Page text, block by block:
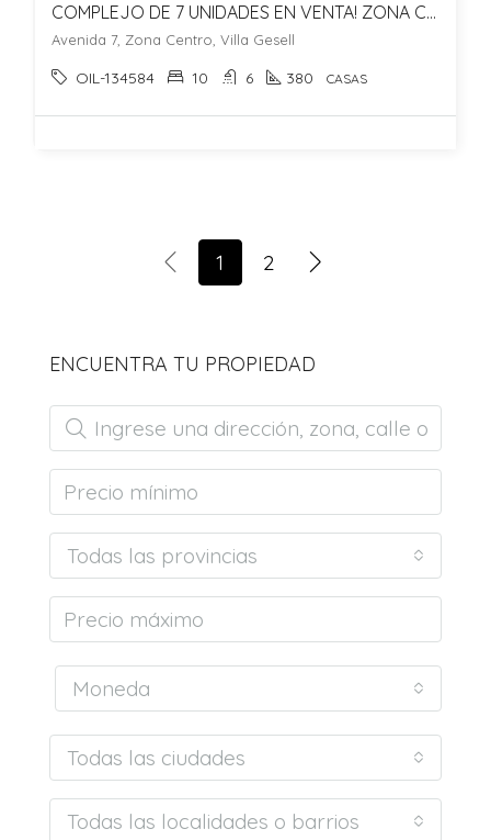
COMPLEJO DE 7 UNIDADES EN VENTA! ZONA CENTRO. GAS NATURAL!
Avenida 7, Zona Centro, Villa Gesell
OIL-134584 10 6 380 CASAS
1 2
ENCUENTRA TU PROPIEDAD
Todas las provincias
Moneda
Todas las ciudades
Todas las localidades o barrios